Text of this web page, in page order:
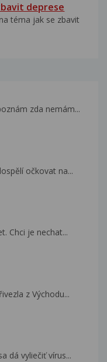
deprese
téma jak se zbavit
zda nemám...
očkovat na...
Chci je nechat...
z Východu...
dá vyliečiť vírus...